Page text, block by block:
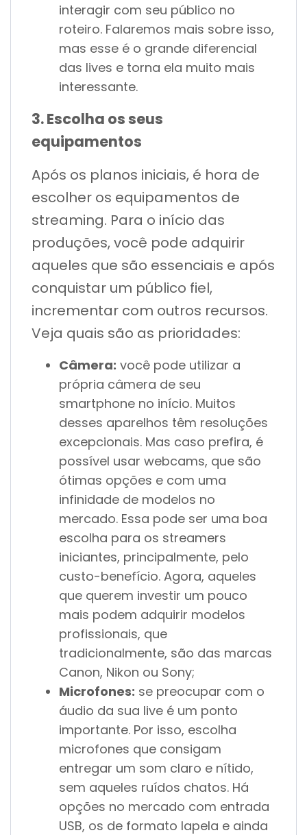
interagir com seu público no
roteiro. Falaremos mais sobre isso,
mas esse é o grande diferencial
das lives e torna ela muito mais
interessante.
3. Escolha os seus
equipamentos
Após os planos iniciais, é hora de
escolher os equipamentos de
streaming. Para o início das
produções, você pode adquirir
aqueles que são essenciais e após
conquistar um público fiel,
incrementar com outros recursos.
Veja quais são as prioridades:
Câmera: você pode utilizar a
própria câmera de seu
smartphone no início. Muitos
desses aparelhos têm resoluções
excepcionais. Mas caso prefira, é
possível usar webcams, que são
ótimas opções e com uma
infinidade de modelos no
mercado. Essa pode ser uma boa
escolha para os streamers
iniciantes, principalmente, pelo
custo-benefício. Agora, aqueles
que querem investir um pouco
mais podem adquirir modelos
profissionais, que
tradicionalmente, são das marcas
Canon, Nikon ou Sony;
Microfones: se preocupar com o
áudio da sua live é um ponto
importante. Por isso, escolha
microfones que consigam
entregar um som claro e nítido,
sem aqueles ruídos chatos. Há
opções no mercado com entrada
USB, os de formato lapela e ainda